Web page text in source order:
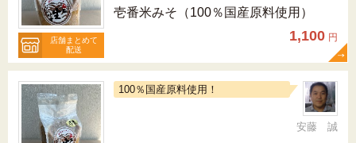
店舗まとめて
配送
壱番米みそ（100％国産原料使用）
1,100 円
100％国産原料使用！
安藤 誠